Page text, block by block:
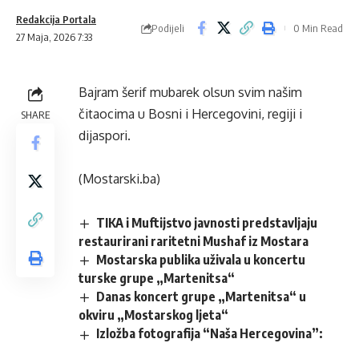
27 Maja, 2026 7:33
Redakcija Portala
Podijeli 0 Min Read
SHARE
Bajram šerif mubarek olsun svim našim
čitaocima u Bosni i Hercegovini, regiji i
dijaspori.
(Mostarski.ba)
TIKA i Muftijstvo javnosti predstavljaju
restaurirani raritetni Mushaf iz Mostara
Mostarska publika uživala u koncertu
turske grupe „Martenitsa“
Danas koncert grupe „Martenitsa“ u
okviru „Mostarskog ljeta“
Izložba fotografija “Naša Hercegovina”: